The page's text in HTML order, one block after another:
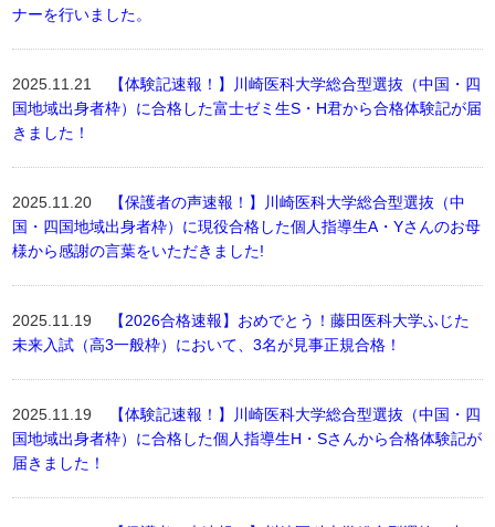
ナーを行いました。
2025.11.21
【体験記速報！】川崎医科大学総合型選抜（中国・四
国地域出身者枠）に合格した富士ゼミ生S・H君から合格体験記が届
きました！
2025.11.20
【保護者の声速報！】川崎医科大学総合型選抜（中
国・四国地域出身者枠）に現役合格した個人指導生A・Yさんのお母
様から感謝の言葉をいただきました!
2025.11.19
【2026合格速報】おめでとう！藤田医科大学ふじた
未来入試（高3一般枠）において、3名が見事正規合格！
2025.11.19
【体験記速報！】川崎医科大学総合型選抜（中国・四
国地域出身者枠）に合格した個人指導生H・Sさんから合格体験記が
届きました！